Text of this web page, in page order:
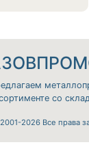
со
2001-2026 Все права